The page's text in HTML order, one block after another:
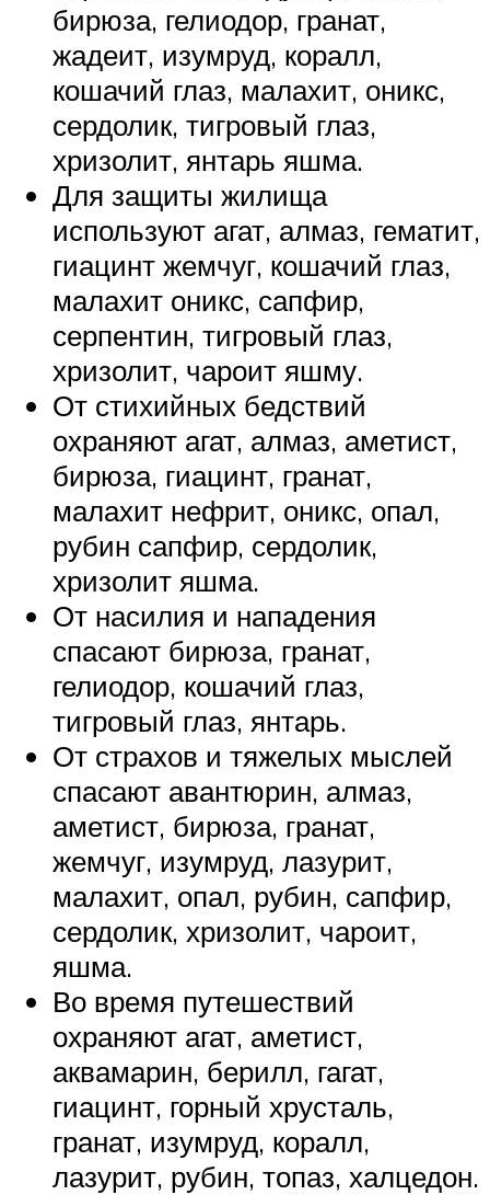
бирюза, гелиодор, гранат,
жадеит, изумруд, коралл,
кошачий глаз, малахит, оникс,
сердолик, тигровый глаз,
хризолит, янтарь яшма.
Для защиты жилища
используют агат, алмаз, гематит,
гиацинт жемчуг, кошачий глаз,
малахит оникс, сапфир,
серпентин, тигровый глаз,
хризолит, чароит яшму.
От стихийных бедствий
охраняют агат, алмаз, аметист,
бирюза, гиацинт, гранат,
малахит нефрит, оникс, опал,
рубин сапфир, сердолик,
хризолит яшма.
От насилия и нападения
спасают бирюза, гранат,
гелиодор, кошачий глаз,
тигровый глаз, янтарь.
От страхов и тяжелых мыслей
спасают авантюрин, алмаз,
аметист, бирюза, гранат,
жемчуг, изумруд, лазурит,
малахит, опал, рубин, сапфир,
сердолик, хризолит, чароит,
яшма.
Во время путешествий
охраняют агат, аметист,
аквамарин, берилл, гагат,
гиацинт, горный хрусталь,
гранат, изумруд, коралл,
лазурит, рубин, топаз, халцедон.